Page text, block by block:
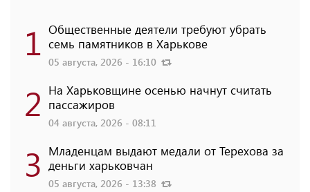
1 Общественные деятели требуют убрать
семь памятников в Харькове
05 августа, 2026 - 16:10
2 На Харьковщине осенью начнут считать
пассажиров
04 августа, 2026 - 08:11
3 Младенцам выдают медали от Терехова за
деньги харьковчан
05 августа, 2026 - 13:38